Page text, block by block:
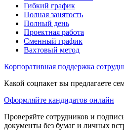
Гибкий график
Полная занятость
Полный день
Проектная работа
Сменный график
Вахтовый метод
Корпоративная поддержка
Какой соцпакет вы предлагаете
Оформляйте кандидатов онлайн
Проверяйте сотрудников и
документы без бумаг и личных